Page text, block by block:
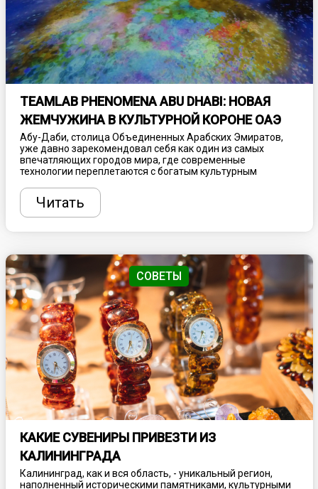
TEAMLAB PHENOMENA ABU DHABI: НОВАЯ
ЖЕМЧУЖИНА В КУЛЬТУРНОЙ КОРОНЕ ОАЭ
Абу-Даби, столица Объединенных Арабских Эмиратов,
уже давно зарекомендовал себя как один из самых
впечатляющих городов мира, где современные
технологии переплетаются с богатым культурным
все более привлекательным для туристов и ценителей
искусства, предлагая уникальные
достопримечательности, поражающие воображение.
науки и технологий.
Читать
СОВЕТЫ
КАКИЕ СУВЕНИРЫ ПРИВЕЗТИ ИЗ
КАЛИНИНГРАДА
Калининград, как и вся область, - уникальный регион,
наполненный историческими памятниками, культурными